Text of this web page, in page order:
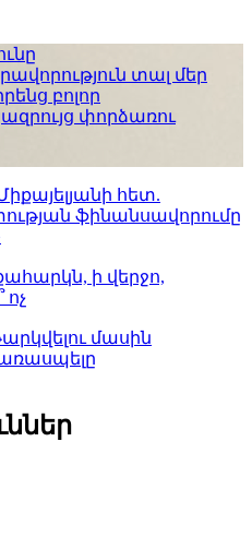
տալ մեր
բոլոր
փորձառու
հետ.
ֆինանսավորումը
ի վերջո,
ոչ
մասին
առասպելը